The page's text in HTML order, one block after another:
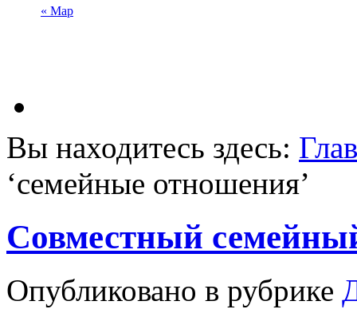
« Мар
Вы находитесь здесь:
‘семейные отношения’
Совместный
Опубликовано в рубрике